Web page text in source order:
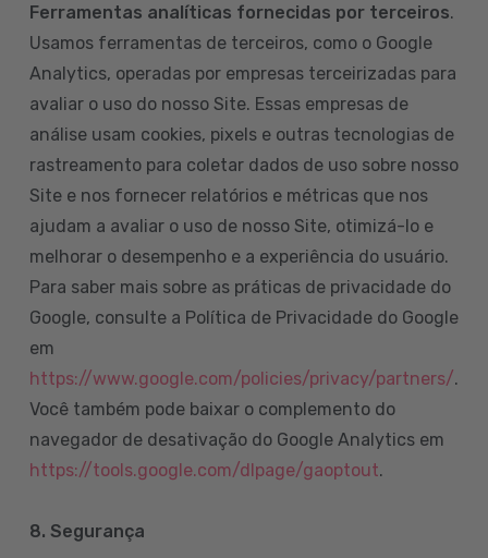
Ferramentas analíticas fornecidas por terceiros.
Usamos ferramentas de terceiros, como o Google
Analytics, operadas por empresas terceirizadas para
avaliar o uso do nosso Site. Essas empresas de
análise usam cookies, pixels e outras tecnologias de
rastreamento para coletar dados de uso sobre nosso
Site e nos fornecer relatórios e métricas que nos
ajudam a avaliar o uso de nosso Site, otimizá-lo e
melhorar o desempenho e a experiência do usuário.
Para saber mais sobre as práticas de privacidade do
Google, consulte a Política de Privacidade do Google
em
https://www.google.com/policies/privacy/partners/.
Você também pode baixar o complemento do
navegador de desativação do Google Analytics em
https://tools.google.com/dlpage/gaoptout.
8. Segurança